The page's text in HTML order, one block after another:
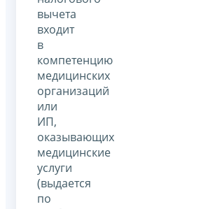
вычета
входит
в
компетенцию
медицинских
организаций
или
ИП,
оказывающих
медицинские
услуги
(выдается
по